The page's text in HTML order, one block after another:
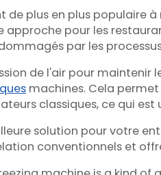
plus en plus populaire
approche pour les
par les
de l'air pour
machines. Cela
classiques, ce qui
solution pour votre
conventionnels et